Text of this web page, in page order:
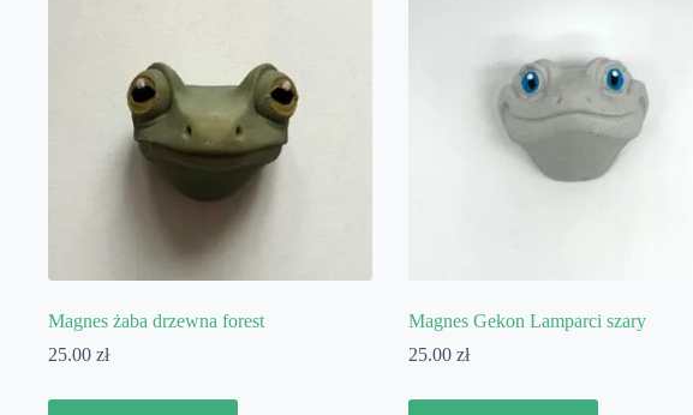
Magnes żaba drzewna forest
25.00 zł
Magnes Gekon Lamparci szary
25.00 zł